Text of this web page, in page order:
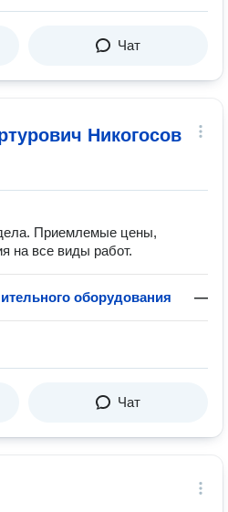
Чат
Никогосов
Приемлемые цены,
на все виды работ.
оборудования —
Чат